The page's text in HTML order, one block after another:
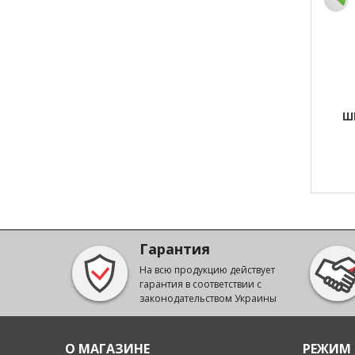
Гарантия
На всю продукцию действует
гарантия в соответствии с
законодательством Украины
О МАГАЗИНЕ РЕЖИМ